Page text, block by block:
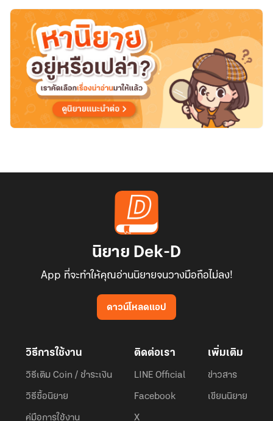
นิยาย Dek-D
App ที่จะทำให้คุณอ่านนิยายจนวางมือถือไม่ลง!
ดาวน์โหลดแอป
วิธีการใช้งาน
วิธีเติม Coin / ชำระเงิน
วิธีซื้อนิยาย
คู่มือการใช้งาน
ติดต่อเรา
LINE Official
Facebook
X
เพิ่มเติม
ข่าวสาร
เขียนนิยาย